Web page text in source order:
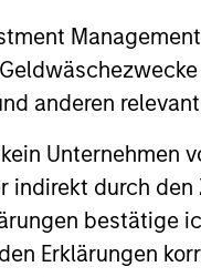
anderen
Unternehmen
indirekt durch
bestätige
Erklärungen
market
more
credit lenders as
by cyclical and